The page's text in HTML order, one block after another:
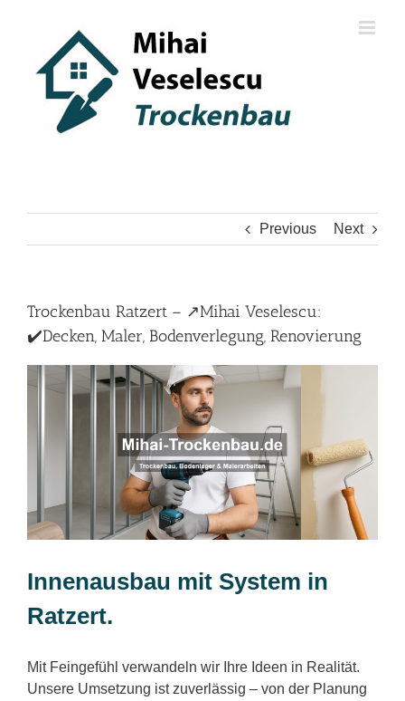
Previous Next
Trockenbau Ratzert – ↗️Mihai Veselescu:
✔️Decken, Maler, Bodenverlegung, Renovierung
Innenausbau mit System in
Ratzert.
Mit Feingefühl verwandeln wir Ihre Ideen in Realität.
Unsere Umsetzung ist zuverlässig – von der Planung